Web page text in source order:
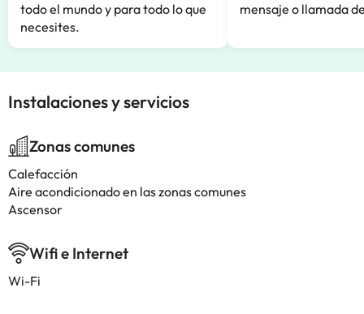
todo el mundo y para todo lo que
necesites.
mensaje o llamada
Instalaciones y servicios
Zonas comunes
Calefacción
Aire acondicionado en las zonas comunes
Ascensor
Wifi e Internet
Wi-Fi